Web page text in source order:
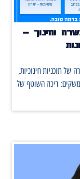
וחינוך –
של תוכניות חינוכיות,
ריכוז השוטף של